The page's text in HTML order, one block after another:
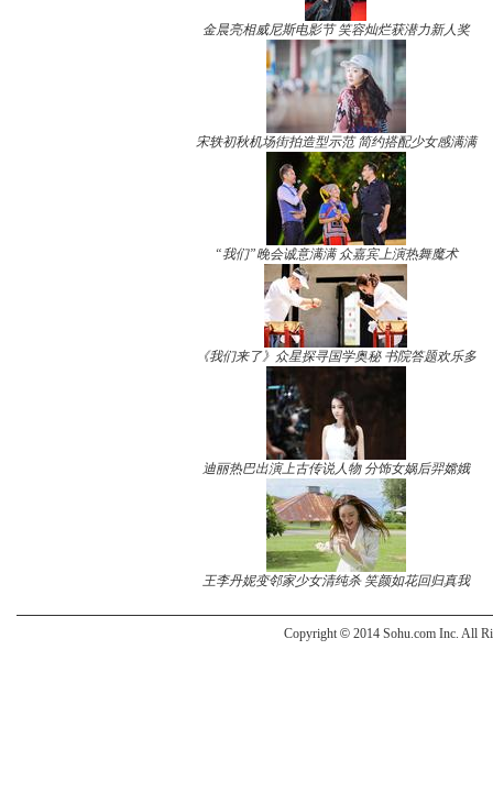
金晨亮相威尼斯电影节 笑容灿烂获潜力新人奖
宋轶初秋机场街拍造型示范 简约搭配少女感满满
“我们”晚会诚意满满 众嘉宾上演热舞魔术
《我们来了》众星探寻国学奥秘 书院答题欢乐多
迪丽热巴出演上古传说人物 分饰女娲后羿嫦娥
王李丹妮变邻家少女清纯杀 笑颜如花回归真我
Copyright © 2014 Sohu.com Inc. All